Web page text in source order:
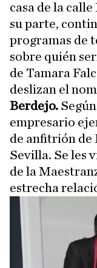
casa de la
su parte,
programas de
sobre quién
de Tamara
deslizan el
Berdejo.
empresario
de anfitrión de
Sevilla. Se les
de la
estrecha